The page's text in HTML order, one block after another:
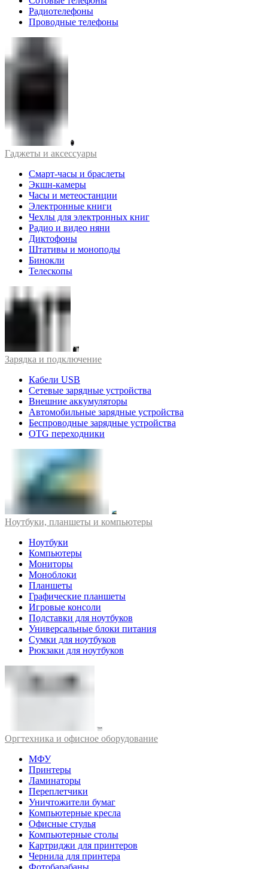
Радиотелефоны
Проводные телефоны
Гаджеты и аксессуары
Смарт-часы и браслеты
Экшн-камеры
Часы и метеостанции
Электронные книги
Чехлы для электронных книг
Радио и видео няни
Диктофоны
Штативы и моноподы
Бинокли
Телескопы
Зарядка и подключение
Кабели USB
Сетевые зарядные устройства
Внешние аккумуляторы
Автомобильные зарядные устройства
Беспроводные зарядные устройства
OTG переходники
Ноутбуки, планшеты и компьютеры
Ноутбуки
Компьютеры
Мониторы
Моноблоки
Планшеты
Графические планшеты
Игровые консоли
Подставки для ноутбуков
Универсальные блоки питания
Сумки для ноутбуков
Рюкзаки для ноутбуков
Оргтехника и офисное оборудование
МФУ
Принтеры
Ламинаторы
Переплетчики
Уничтожители бумаг
Компьютерные кресла
Офисные стулья
Компьютерные столы
Картриджи для принтеров
Чернила для принтера
Фотобарабаны